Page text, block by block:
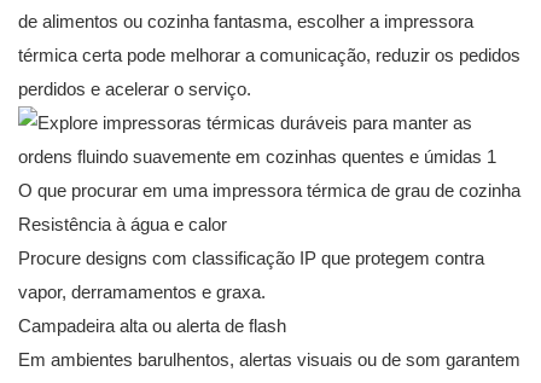
de alimentos ou cozinha fantasma, escolher a impressora
térmica certa pode melhorar a comunicação, reduzir os pedidos
perdidos e acelerar o serviço.
O que procurar em uma impressora térmica de grau de cozinha
Resistência à água e calor
Procure designs com classificação IP que protegem contra
vapor, derramamentos e graxa.
Campadeira alta ou alerta de flash
Em ambientes barulhentos, alertas visuais ou de som garantem